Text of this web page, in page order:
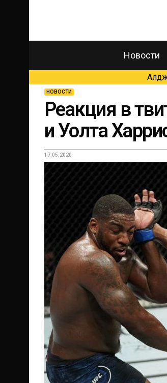
Новости
НОВОСТИ
Реакция в
и Уолта
17.05.2020